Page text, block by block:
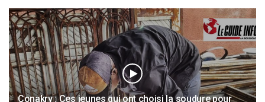
Conakry : Ces jeunes qui ont choisi la soudure pour